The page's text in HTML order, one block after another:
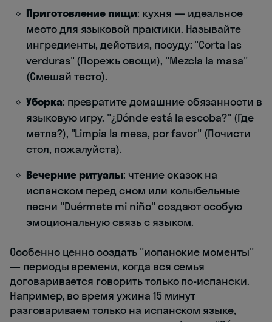
Приготовление пищи: кухня — идеальное
место для языковой практики. Называйте
ингредиенты, действия, посуду: "Corta las
verduras" (Порежь овощи), "Mezcla la masa"
(Смешай тесто).
Уборка: превратите домашние обязанности в
языковую игру. "¿Dónde está la escoba?" (Где
метла?), "Limpia la mesa, por favor" (Почисти
стол, пожалуйста).
Вечерние ритуалы: чтение сказок на
испанском перед сном или колыбельные
песни "Duérmete mi niño" создают особую
эмоциональную связь с языком.
Особенно ценно создать "испанские моменты"
— периоды времени, когда вся семья
договаривается говорить только по-испански.
Например, во время ужина 15 минут
разговариваем только на испанском языке,